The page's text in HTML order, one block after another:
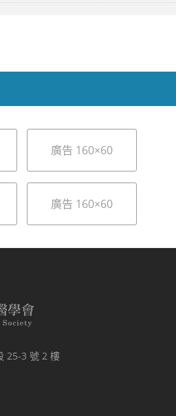
廣告 160×60
廣告 160×60
25-3 號 2 樓